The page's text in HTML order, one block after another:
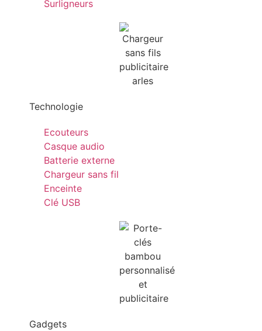
Surligneurs
Technologie
Ecouteurs
Casque audio
Batterie externe
Chargeur sans fil
Enceinte
Clé USB
Gadgets